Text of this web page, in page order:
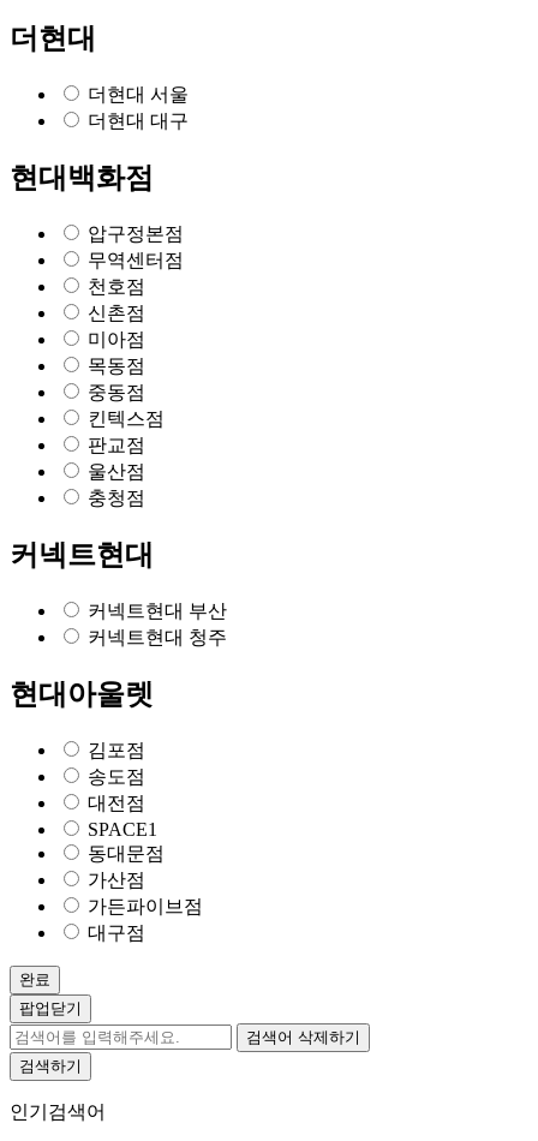
더현대
더현대 서울
더현대 대구
현대백화점
압구정본점
무역센터점
천호점
신촌점
미아점
목동점
중동점
킨텍스점
판교점
울산점
충청점
커넥트현대
커넥트현대 부산
커넥트현대 청주
현대아울렛
김포점
송도점
대전점
SPACE1
동대문점
가산점
가든파이브점
대구점
완료
팝업닫기
검색어 삭제하기
검색하기
인기검색어